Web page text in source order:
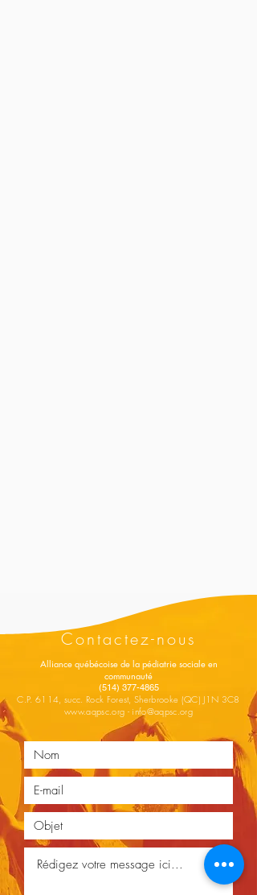
Contactez-nous
Alliance québécoise de la pédiatrie sociale en
communauté
(514) 377-4865
C.P. 6114, succ. Rock Forest, Sherbrooke (QC) J1N 3C8
www.aqpsc.org - info@aqpsc.org